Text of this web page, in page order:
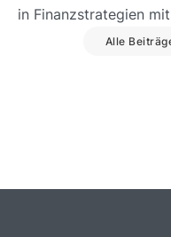
in Finanzstrategien
Alle